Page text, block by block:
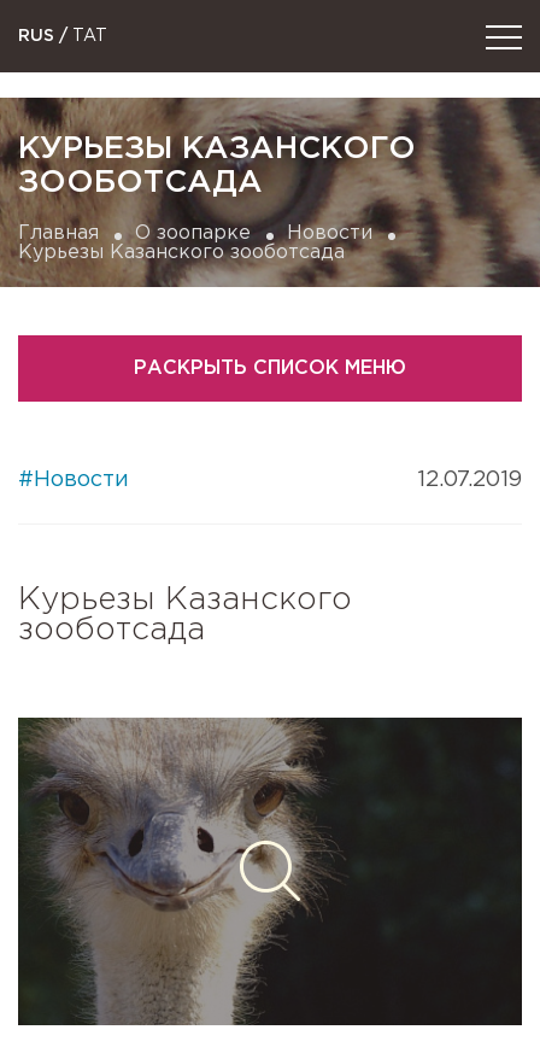
RUS / TAT
КУРЬЕЗЫ КАЗАНСКОГО
ЗООБОТСАДА
Главная О зоопарке
Новости
Курьезы Казанского зооботсада
РАСКРЫТЬ СПИСОК МЕНЮ
#Новости 12.07.2019
Курьезы Казанского
зооботсада